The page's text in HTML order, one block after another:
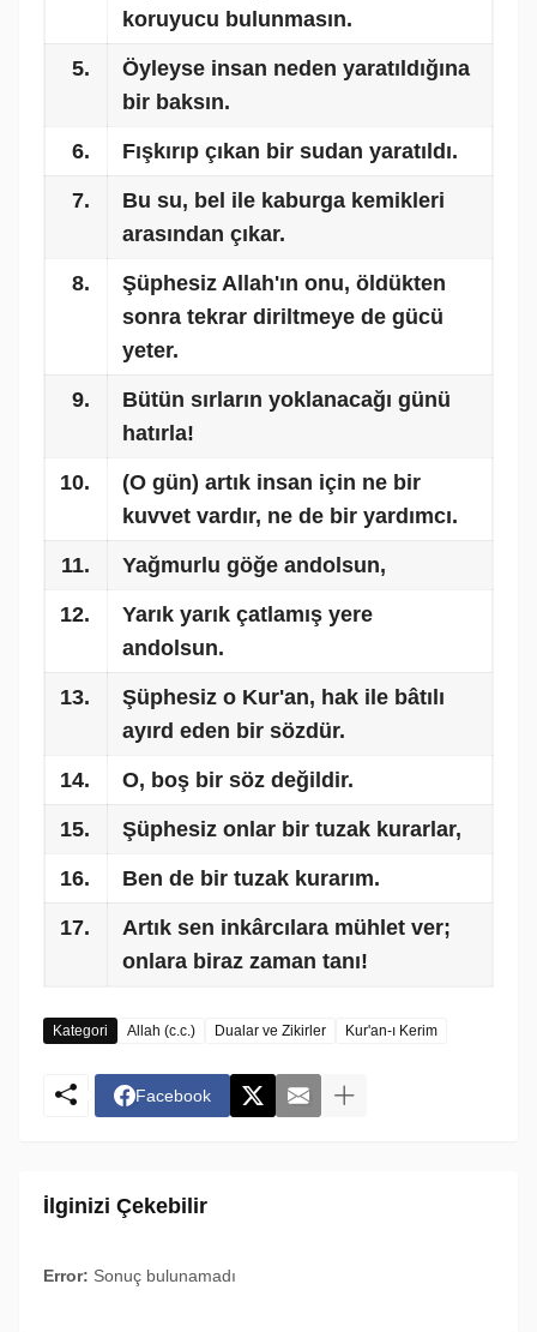
koruyucu bulunmasın.
5.
Öyleyse insan neden yaratıldığına
bir baksın.
6. Fışkırıp çıkan bir sudan yaratıldı.
7.
Bu su, bel ile kaburga kemikleri
arasından çıkar.
8.
Şüphesiz Allah'ın onu, öldükten
sonra tekrar diriltmeye de gücü
yeter.
9.
Bütün sırların yoklanacağı günü
hatırla!
10.
(O gün) artık insan için ne bir
kuvvet vardır, ne de bir yardımcı.
11. Yağmurlu göğe andolsun,
12.
Yarık yarık çatlamış yere
andolsun.
13.
Şüphesiz o Kur'an, hak ile bâtılı
ayırd eden bir sözdür.
14. O, boş bir söz değildir.
15. Şüphesiz onlar bir tuzak kurarlar,
16. Ben de bir tuzak kurarım.
17.
Artık sen inkârcılara mühlet ver;
onlara biraz zaman tanı!
Kategori Allah (c.c.) Dualar ve Zikirler Kur'an-ı Kerim
Facebook
İlginizi Çekebilir
Error: Sonuç bulunamadı